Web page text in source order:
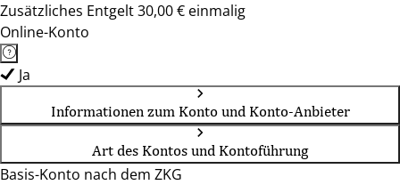
Zusätzliches Entgelt 30,00 € einmalig
Online-Konto
Ja
Informationen zum Konto und Konto-Anbieter
Art des Kontos und Kontoführung
Basis-Konto nach dem ZKG